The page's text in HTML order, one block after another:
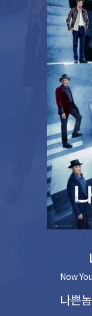
Now
나쁜